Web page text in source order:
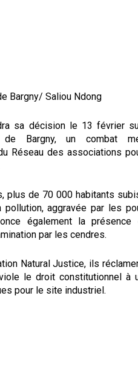
Bargny/ Saliou Ndong
sa décision le 13 février
de Bargny, un combat
Réseau des associations
plus de 70 000 habitants
pollution, aggravée par les
également la présence
par les cendres.
Natural Justice, ils
le droit constitutionnel à
pour le site industriel.